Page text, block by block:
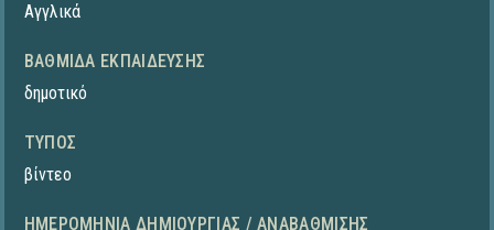
Αγγλικά
ΒΑΘΜΊΔΑ ΕΚΠΑΊΔΕΥΣΗΣ
δημοτικό
ΤΎΠΟΣ
βίντεο
ΗΜΕΡΟΜΗΝΊΑ ΔΗΜΙΟΥΡΓΊΑΣ / ΑΝΑΒΆΘΜΙΣΗΣ